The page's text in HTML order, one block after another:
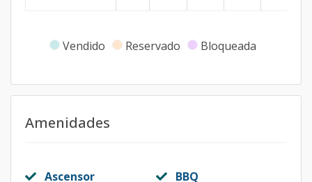
Vendido Reservado Bloqueada
Amenidades
Ascensor BBQ